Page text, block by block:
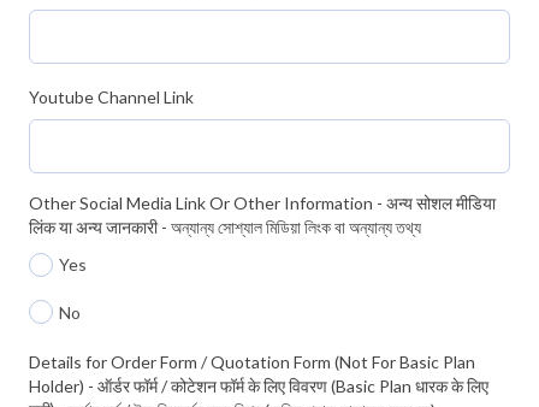
Youtube Channel Link
Other Social Media Link Or Other Information - अन्य सोशल मीडिया
लिंक या अन्य जानकारी - অন্যান্য সোশ্যাল মিডিয়া লিংক বা অন্যান্য তথ্য
Yes
No
Details for Order Form / Quotation Form (Not For Basic Plan
Holder) - ऑर्डर फॉर्म / कोटेशन फॉर्म के लिए विवरण (Basic Plan धारक के लिए